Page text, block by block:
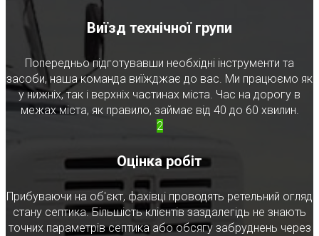
Виїзд технічної групи
Попередньо підготувавши необхідні інструменти та
засоби, наша команда виїжджає до вас. Ми працюємо як
у нижніх, так і верхніх частинах міста. Час на дорогу в
межах міста, як правило, займає від 40 до 60 хвилин.
2
Оцінка робіт
Прибуваючи на об'єкт, фахівці проводять ретельний огляд
стану септика. Більшість клієнтів заздалегідь не знають
точних параметрів септика або обсягу забруднень через